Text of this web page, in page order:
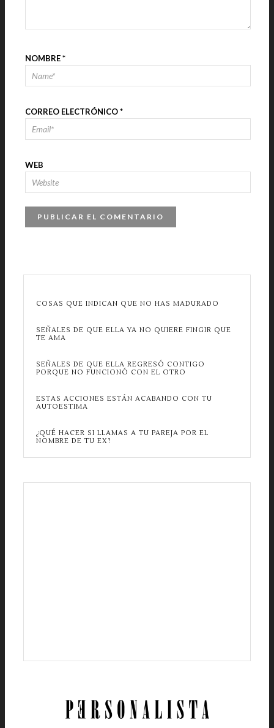
NOMBRE*
CORREO ELECTRÓNICO*
WEB
COSAS QUE INDICAN QUE NO HAS MADURADO
SEÑALES DE QUE ELLA YA NO QUIERE FINGIR QUE
TE AMA
SEÑALES DE QUE ELLA REGRESÓ CONTIGO
PORQUE NO FUNCIONÓ CON EL OTRO
ESTAS ACCIONES ESTÁN ACABANDO CON TU
AUTOESTIMA
¿QUÉ HACER SI LLAMAS A TU PAREJA POR EL
NOMBRE DE TU EX?